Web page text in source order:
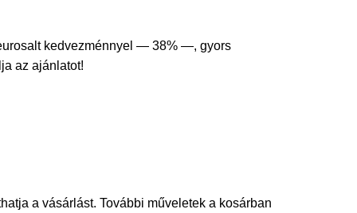
kedvezménnyel — 38% —, gyors
az ajánlatot!
a vásárlást. További műveletek a kosárban